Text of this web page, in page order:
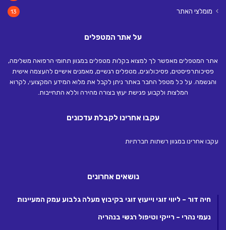
מומלצי האתר 13
על אתר המטפלים
אתר המטפלים מאפשר לך למצוא בקלות מטפלים במגוון תחומי הרפואה משלימה,
פסיכותרפיסטים, פסיכולוגים, מטפלים רגשיים, מאמנים אישיים להעצמה אישית
והגשמה. על כל מטפל החבר באתר ניתן לקבל את מלוא המידע המקצועי, לקרוא
המלצות ולקבוע פגישת יעוץ בצורה מהירה וללא התחייבות.
עקבו אחרינו לקבלת עדכונים
עקבו אחרינו במגוון רשתות חברתיות
נושאים אחרונים
חיה דור – ליווי זוגי וייעוץ זוגי בקיבוץ מעלה גלבוע עמק המעיינות
נעמי נהרי – רייקי וטיפול רגשי בנהריה